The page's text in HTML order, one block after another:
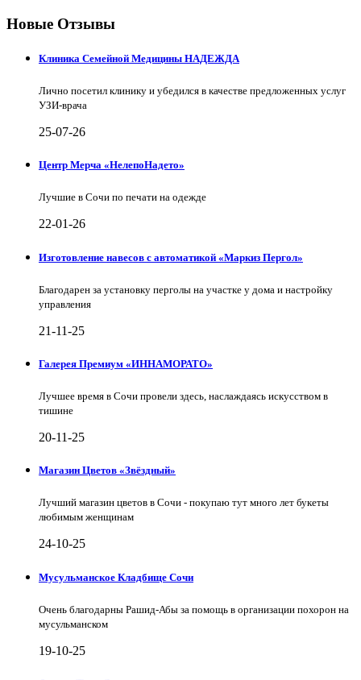
Новые Отзывы
Клиника Семейной Медицины НАДЕЖДА
Лично посетил клинику и убедился в качестве предложенных услуг
УЗИ-врача
25-07-26
Центр Мерча «НелепоНадето»
Лучшие в Сочи по печати на одежде
22-01-26
Изготовление навесов с автоматикой «Маркиз Пергол»
Благодарен за установку перголы на участке у дома и настройку
управления
21-11-25
Галерея Премиум «ИННАМОРАТО»
Лучшее время в Сочи провели здесь, наслаждаясь искусством в
тишине
20-11-25
Магазин Цветов «Звёздный»
Лучший магазин цветов в Сочи - покупаю тут много лет букеты
любимым женщинам
24-10-25
Мусульманское Кладбище Сочи
Очень благодарны Рашид-Абы за помощь в организации похорон на
мусульманском
19-10-25